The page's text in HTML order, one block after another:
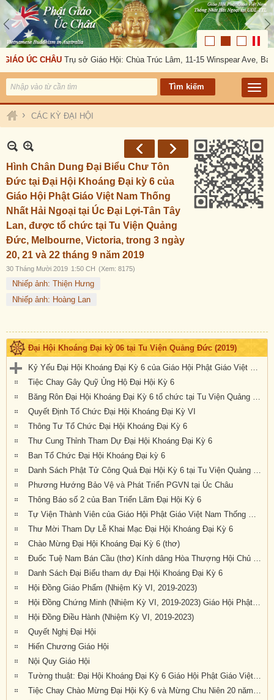
ÚC CHÂU Trụ sở Giáo Hội: Chùa Trúc Lâm, 11-15 Winspear Ave,
› CÁC KỲ ĐẠI HỘI
Hình Chân Dung Đại Biểu Chư Tôn
Đức tại Đại Hội Khoáng Đại kỳ 6 của
Giáo Hội Phật Giáo Việt Nam Thống
Nhất Hải Ngoại tại Úc Đại Lợi-Tân Tây
Lan, được tổ chức tại Tu Viện Quảng
Đức, Melbourne, Victoria, trong 3 ngày
20, 21 và 22 tháng 9 năm 2019
30 Tháng Mười 2019 1:50 CH (Xem: 8175)
Nhiếp ảnh: Thiện Hưng
Nhiếp ảnh: Hoàng Lan
Đại Hội Khoáng Đại kỳ 06 tại Tu Viện Quảng Đức (2019)
Kỷ Yếu Đại Hội Khoáng Đại Kỳ 6 của Giáo Hội Phật Giáo Việt Nam Thống Nhất Hải Ngoại tại Úc Đại Lợi-Tân Tây Lan
Tiệc Chay Gây Quỹ Ủng Hộ Đại Hội Kỳ 6
Băng Rôn Đại Hội Khoáng Đại Kỳ 6 tổ chức tại Tu Viện Quảng Đức từ ngày 20 đến 22 tháng 9 năm 2019
Quyết Định Tổ Chức Đại Hội Khoáng Đại Kỳ VI
Thông Tư Tổ Chức Đại Hội Khoáng Đại Kỳ 6
Thư Cung Thỉnh Tham Dự Đại Hội Khoáng Đại Kỳ 6
Ban Tổ Chức Đại Hội Khoáng Đại kỳ 6
Danh Sách Phật Tử Công Quả Đại Hội Kỳ 6 tại Tu Viện Quảng Đức
Phương Hướng Bảo Vệ và Phát Triển PGVN tại Úc Châu
Thông Báo số 2 của Ban Triển Lãm Đại Hội Kỳ 6
Tự Viện Thành Viên của Giáo Hội Phật Giáo Việt Nam Thống Nhất Hải Ngoại tại Úc Đại Lợi- Tân Tây Lan.
Thư Mời Tham Dự Lễ Khai Mạc Đại Hội Khoáng Đại Kỳ 6
Chào Mừng Đại Hội Khoáng Đại Kỳ 6 (thơ)
Đuốc Tuệ Nam Bán Cầu (thơ) Kính dâng Hòa Thượng Hội Chủ cùng Chư Tôn Đức và quý Phật tử gần xa đang về dự Đại Hội Kỳ 6 tại Tu Viện Quảng Đức
Danh Sách Đại Biểu tham dự Đại Hội Khoáng Đại Kỳ 6
Hội Đồng Giáo Phẩm (Nhiệm Kỳ VI, 2019-2023)
Hội Đồng Chứng Minh (Nhiệm Kỳ VI, 2019-2023) Giáo Hội Phật Giáo Việt Nam Thống Nhất Hải Ngoại tại Úc Đại Lợi – Tân Tây Lan
Hội Đồng Điều Hành (Nhiệm Kỳ VI, 2019-2023)
Quyết Nghị Đại Hội
Hiến Chương Giáo Hội
Nội Quy Giáo Hội
Tường thuật: Đại Hội Khoáng Đại Kỳ 6 Giáo Hội Phật Giáo Việt Nam Thống Nhất Hải Ngoại Tại Úc Đại Lợi-Tân Tây Lan, tổ chức tại Tu Viện Quảng Đức, thành tựu viên mãn
Tiệc Chay Chào Mừng Đại Hội Kỳ 6 và Mừng Chu Niên 20 năm (1999-2019) của Giáo Hội Phật Giáo Việt Nam Thống Nhất Hải Ngoại tại Úc Đại Lợi-Tân Tây Lan